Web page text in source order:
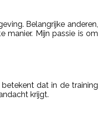
Belangrijke anderen,
manier. Mijn passie is om
dat in de training
krijgt.